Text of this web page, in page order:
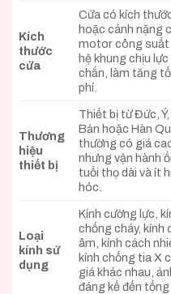
Kích
thước
cửa
Cửa có kích
hoặc cánh nặng
motor công suất
hệ khung chịu
chắn, làm tăng
phí.
Thương
hiệu
thiết bị
Thiết bị từ Đức,
Bản hoặc Hàn
thường có giá
nhưng vận hành
tuổi thọ dài và ít
hóc.
Loại
kính sử
dụng
Kính cường lực,
chống cháy, kính
âm, kính cách
kính chống tia X
giá khác nhau,
đáng kể đến tổng